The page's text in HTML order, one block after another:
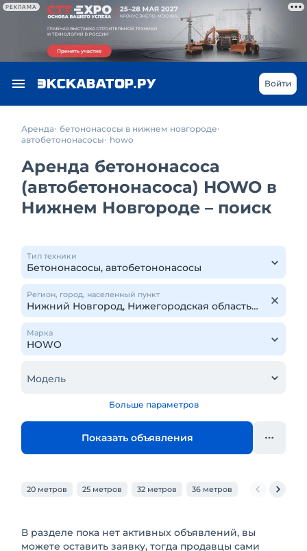
РЕКЛАМА
Войти
Аренда бетононасосы в нижнем новгороде
автобетононасосы
howo
Аренда бетононасоса
(автобетононасоса) HOWO в
Нижнем Новгороде – поиск
Тип техники
Регион, город, населенный пункт
Марка
Модель
Больше параметров
Показать объявления
20 метров 25 метров 32 метров 36 метров 40 метров
В разделе пока нет активных объявлений, вы
можете оставить заявку, тогда продавцы сами